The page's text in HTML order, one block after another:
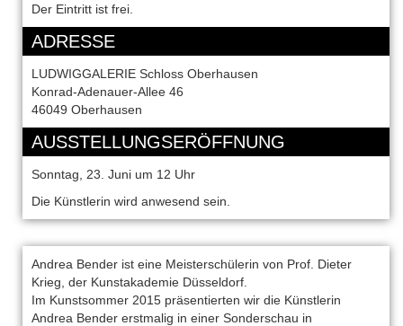
Der Eintritt ist frei.
ADRESSE
LUDWIGGALERIE Schloss Oberhausen
Konrad-Adenauer-Allee 46
46049 Oberhausen
AUSSTELLUNGSERÖFFNUNG
Sonntag, 23. Juni um 12 Uhr
Die Künstlerin wird anwesend sein.
Andrea Bender ist eine Meisterschülerin von Prof. Dieter
Krieg, der Kunstakademie Düsseldorf.
Im Kunstsommer 2015 präsentierten wir die Künstlerin
Andrea Bender erstmalig in einer Sonderschau in